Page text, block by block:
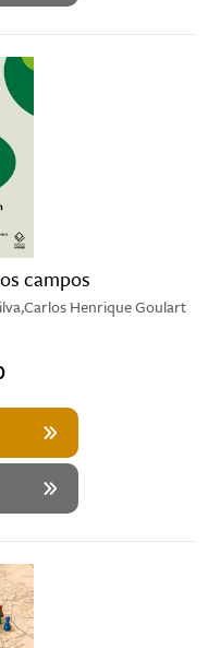
campos
Henrique Goulart